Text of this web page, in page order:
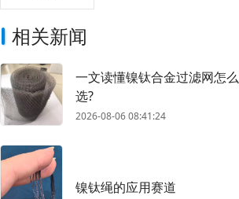
相关新闻
一文读懂镍钛合金过滤网怎么
选?
2026-08-06 08:41:24
镍钛绳的应用赛道